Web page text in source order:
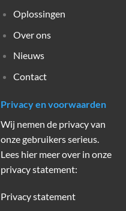
Oplossingen
Over ons
Nieuws
Contact
Privacy en voorwaarden
Wij nemen de privacy van
onze gebruikers serieus.
Lees hier meer over in onze
privacy statement:
Privacy statement